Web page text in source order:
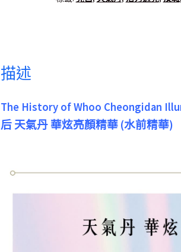
描述
The History of Whoo Cheongidan
后 天氣丹 華炫亮顏精華 (水前精華)